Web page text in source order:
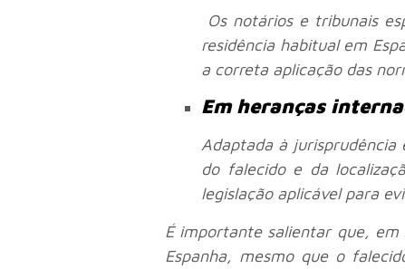
Os notários e tribunais
residência habitual em
a correta aplicação das
Em heranças
Adaptada à jurisprudência
do falecido e da
legislação aplicável para
É importante salientar que, em
Espanha, mesmo que o